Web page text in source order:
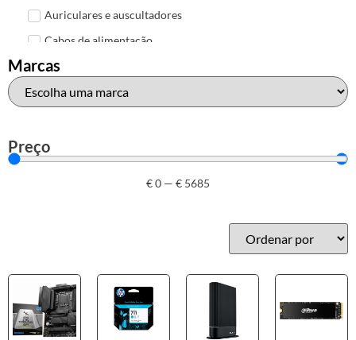
Auriculares e auscultadores
Cabos de alimentação
Colunas de Som
Hubs
Mais acessórios USB
HP
Outros acessórios de informática
Marcas
Preço
€0 — € 5685